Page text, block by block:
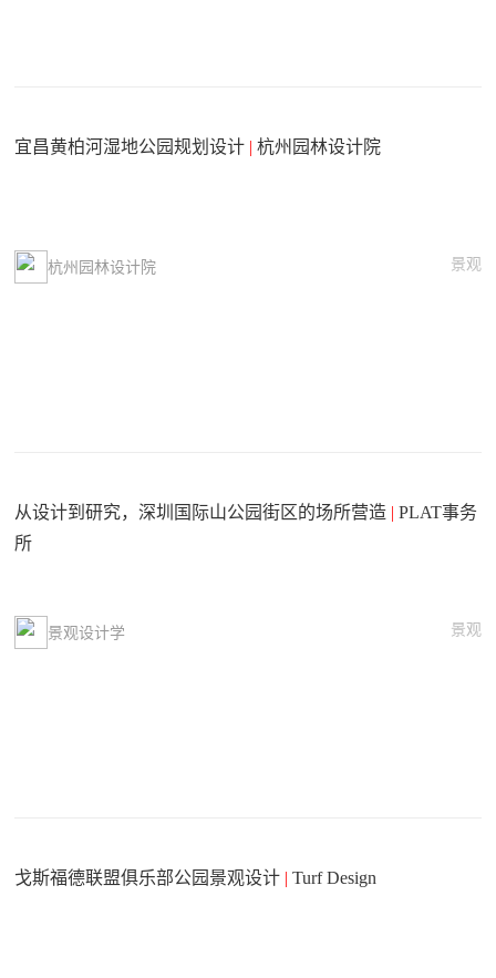
宜昌黄柏河湿地公园规划设计 | 杭州园林设计院
杭州园林设计院 景观
从设计到研究，深圳国际山公园街区的场所营造 | PLAT事务
所
景观设计学 景观
戈斯福德联盟俱乐部公园景观设计 | Turf Design